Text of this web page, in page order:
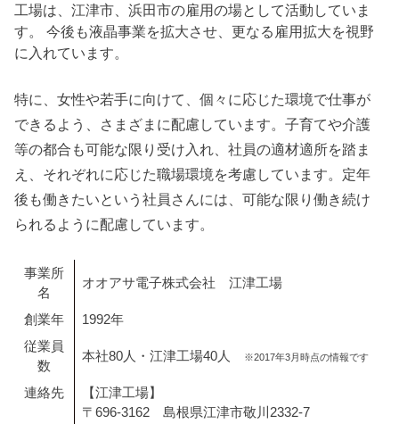
工場は、江津市、浜田市の雇用の場として活動していま
す。 今後も液晶事業を拡大させ、更なる雇用拡大を視野
に入れています。
特に、女性や若手に向けて、個々に応じた環境で仕事が
できるよう、さまざまに配慮しています。子育てや介護
等の都合も可能な限り受け入れ、社員の適材適所を踏ま
え、それぞれに応じた職場環境を考慮しています。定年
後も働きたいという社員さんには、可能な限り働き続け
られるように配慮しています。
事業所
名
オオアサ電子株式会社 江津工場
創業年
1992年
従業員
数
本社80人・江津工場40人 ※2017年3月時点の情報です
連絡先
【江津工場】
〒696-3162 島根県江津市敬川2332-7